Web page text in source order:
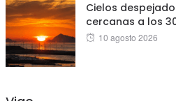
Cielos
cercanas a los
Posted
10 agosto 2026